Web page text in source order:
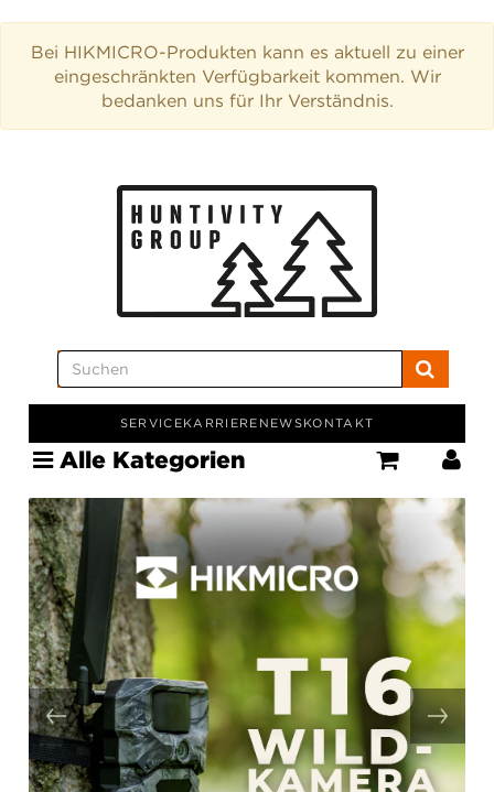
Bei HIKMICRO-Produkten kann es aktuell zu einer
eingeschränkten Verfügbarkeit kommen. Wir
bedanken uns für Ihr Verständnis.
SERVICEKARRIERE NEWSKONTAKT
Alle Kategorien